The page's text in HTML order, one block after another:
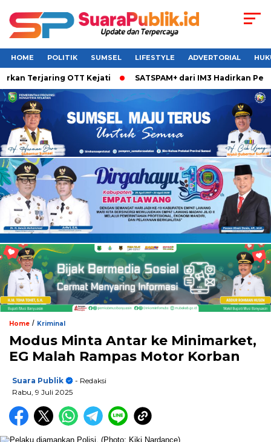
HOME POLITIK SUMSEL LIFESTYLE ADVERTORIAL
OTT Kejati SATSPAM+ dari IM3 Hadirkan
Home / Kriminal
Modus Minta Antar ke Minimarket,
EG Malah Rampas Motor Korban
Suara Publik
- Redaksi
Rabu, 9 Juli 2025